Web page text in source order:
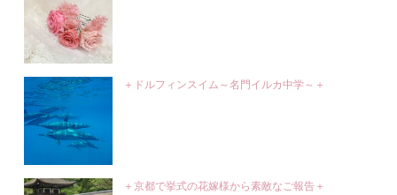
＋ドルフィンスイム～名門イルカ中学～＋
＋京都で挙式の花嫁様から素敵なご報告＋